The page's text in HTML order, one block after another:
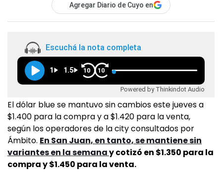
Agregar Diario de Cuyo en
Escuchá la nota completa
1 1.5 10 10
Powered by Thinkindot Audio
El dólar blue se mantuvo sin cambios este jueves a
$1.400 para la compra y a $1.420 para la venta,
según los operadores de la city consultados por
Ámbito. En San Juan, en tanto, se mantiene sin
variantes en la semanay cotizó en $1.350 para la
compra y $1.450 para la venta.